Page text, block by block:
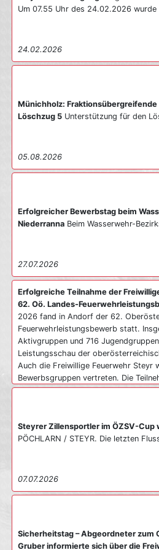
Um 07.55 Uhr des 24.02.2026 wurde
24.02.2026
Münichholz:
Löschzug 5 Unterstützung für den
05.08.2026
Erfolgreicher Bewerbstag beim
Niederranna Beim Wasserwehr-
27.07.2026
Erfolgreiche Teilnahme der
62. Oö. Landes-
2026 fand in Andorf der 62.
Feuerwehrleistungsbewerb statt.
Aktivgruppen und 716
Leistungsschau der
Auch die Freiwillige Feuerwehr Steyr
Bewerbsgruppen vertreten. Die
kamen aus verschiedenen
Feuerwehrmitglieder erreichten
Leistungsabzeichen in Bronze und
hervorragenden 3. Platz. Die vielen
Freiwillige Feuerwehr Steyr gratuliert
Steyrer Zillensportler im ÖZSV-Cup
PÖCHLARN / STEYR. Die letzten
07.07.2026
Sicherheitstag – Abgeordneter zum
Gruber informierte sich über die